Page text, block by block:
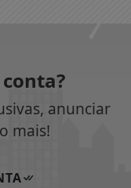
anunciar
mais!